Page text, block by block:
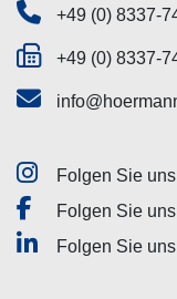
+49 (0) 8337-
+49 (0) 8337-
Folgen Sie
Folgen Sie
Folgen Sie